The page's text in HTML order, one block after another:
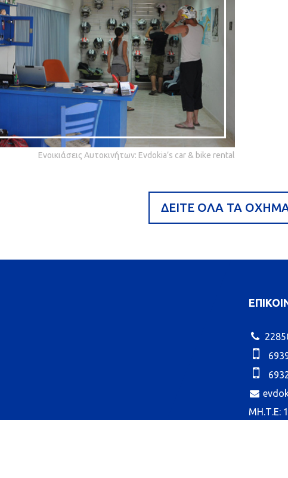
Ενοικιάσεις Αυτοκινήτων: Evdokia’s car & bike rental
ΔΕΙΤΕ ΟΛΑ ΤΑ
ΜΗ.Τ.Ε: